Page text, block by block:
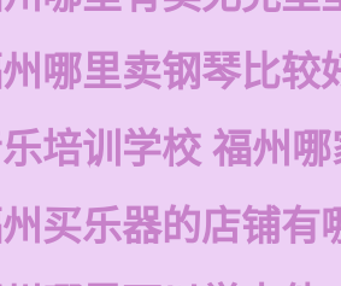
哪里卖钢琴比较
培训学校 福州
买乐器的店铺有